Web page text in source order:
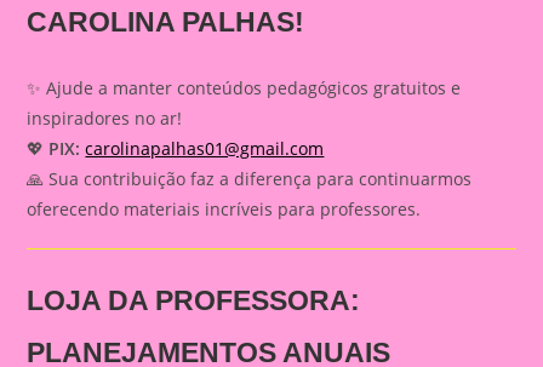
CAROLINA PALHAS!
✨ Ajude a manter conteúdos pedagógicos gratuitos e
inspiradores no ar!
💖 PIX: carolinapalhas01@gmail.com
🙏 Sua contribuição faz a diferença para continuarmos
oferecendo materiais incríveis para professores.
LOJA DA PROFESSORA:
PLANEJAMENTOS ANUAIS